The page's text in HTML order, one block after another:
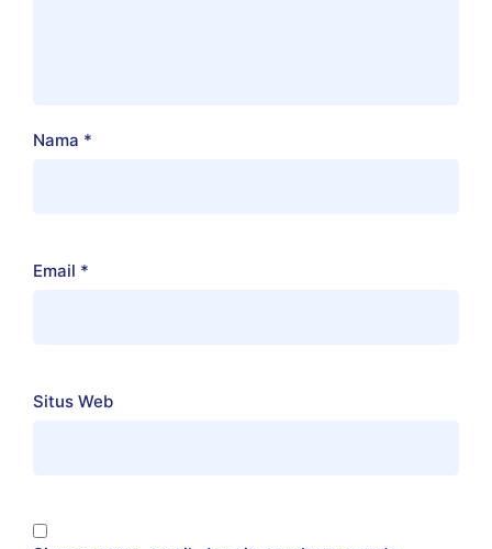
Nama *
Email *
Situs Web